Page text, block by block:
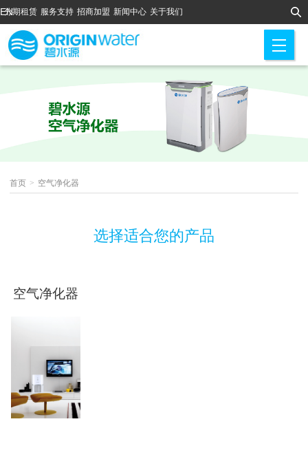
EN
分期租赁 服务支持 招商加盟 新闻中心 关于我们
首页 > 空气净化器
选择适合您的产品
空气净化器